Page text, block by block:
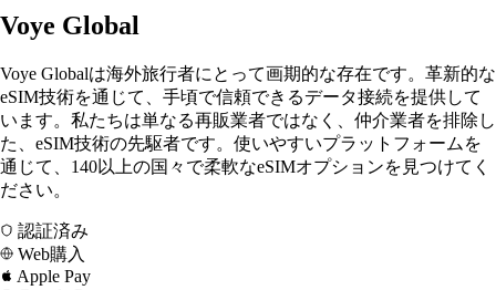
Voye Global
Voye Globalは海外旅行者にとって画期的な存在です。革新的な
eSIM技術を通じて、手頃で信頼できるデータ接続を提供して
います。私たちは単なる再販業者ではなく、仲介業者を排除し
た、eSIM技術の先駆者です。使いやすいプラットフォームを
通じて、140以上の国々で柔軟なeSIMオプションを見つけてく
ださい。
認証済み
Web購入
Apple Pay